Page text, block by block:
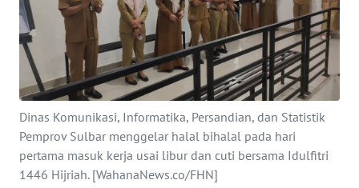
Dinas Komunikasi, Informatika, Persandian, dan Statistik
Pemprov Sulbar menggelar halal bihalal pada hari
pertama masuk kerja usai libur dan cuti bersama Idulfitri
1446 Hijriah. [WahanaNews.co/FHN]
INDEKS
BERITA
KONTAK
KAMI
INFO
IKLAN